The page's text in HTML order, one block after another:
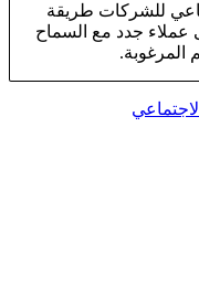
للشركات طريقة
عملاء جدد مع السماح
المرغوبة.